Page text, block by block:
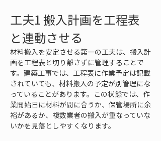
工夫1 搬入計画を工程表
と連動させる
材料搬入を安定させる第一の工夫は、搬入計
画を工程表と切り離さずに管理することで
す。建築工事では、工程表に作業予定は記載
されていても、材料搬入の予定が別管理にな
っていることがあります。この状態では、作
業開始日に材料が間に合うか、保管場所に余
裕があるか、複数業者の搬入が重なっていな
いかを見落としやすくなります。